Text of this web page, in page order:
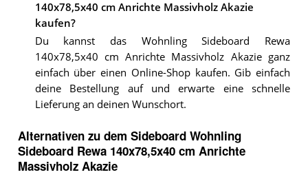
140x78,5x40 cm Anrichte Massivholz Akazie
kaufen?
Du kannst das Wohnling Sideboard Rewa
140x78,5x40 cm Anrichte Massivholz Akazie ganz
einfach über einen Online-Shop kaufen. Gib einfach
deine Bestellung auf und erwarte eine schnelle
Lieferung an deinen Wunschort.
Alternativen zu dem Sideboard Wohnling
Sideboard Rewa 140x78,5x40 cm Anrichte
Massivholz Akazie